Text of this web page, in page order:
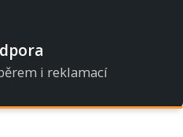
i reklamací